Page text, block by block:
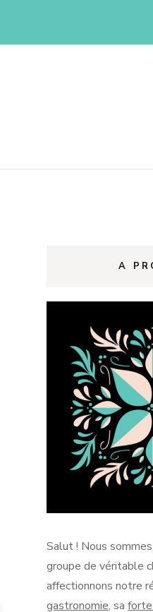
A
Salut ! Nous
groupe de véritable
affectionnons notre
gastronomie, sa